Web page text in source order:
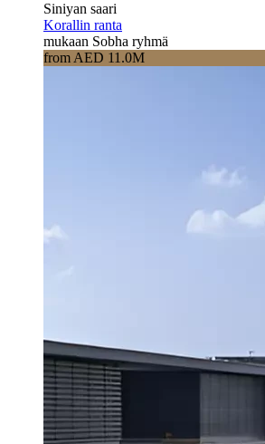
Siniyan saari
Korallin ranta
mukaan Sobha ryhmä
from AED 11.0M